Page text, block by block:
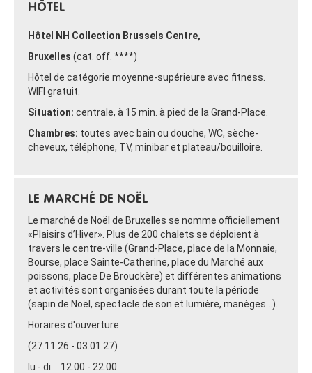
HÔTEL
Hôtel NH Collection Brussels Centre,
Bruxelles (cat. off. ****)
Hôtel de catégorie moyenne-supérieure avec fitness.
WIFI gratuit.
Situation: centrale, à 15 min. à pied de la Grand-Place.
Chambres: toutes avec bain ou douche, WC, sèche-
cheveux, téléphone, TV, minibar et plateau/bouilloire.
LE MARCHÉ DE NOËL
Le marché de Noël de Bruxelles se nomme officiellement
«Plaisirs d’Hiver». Plus de 200 chalets se déploient à
travers le centre-ville (Grand-Place, place de la Monnaie,
Bourse, place Sainte-Catherine, place du Marché aux
poissons, place De Brouckère) et différentes animations
et activités sont organisées durant toute la période
(sapin de Noël, spectacle de son et lumière, manèges…).
Horaires d'ouverture
(27.11.26 - 03.01.27)
lu - di 12.00 - 22.00